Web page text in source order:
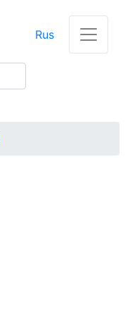
Rus